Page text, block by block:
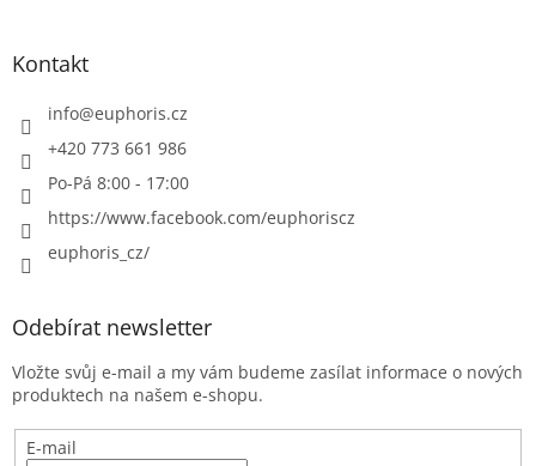
Kontakt
info@euphoris.cz
+420 773 661 986
Po-Pá 8:00 - 17:00
https://www.facebook.com/euphoriscz
euphoris_cz/
Odebírat newsletter
Vložte svůj e-mail a my vám budeme zasílat informace o nových
produktech na našem e-shopu.
E-mail